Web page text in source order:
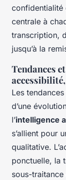
confidentialité
centrale à
transcription,
jusqu’à la
Tendances
Les
d’une
l’intelligence
s’allient pour
qualitative.
ponctuelle, la
sous-